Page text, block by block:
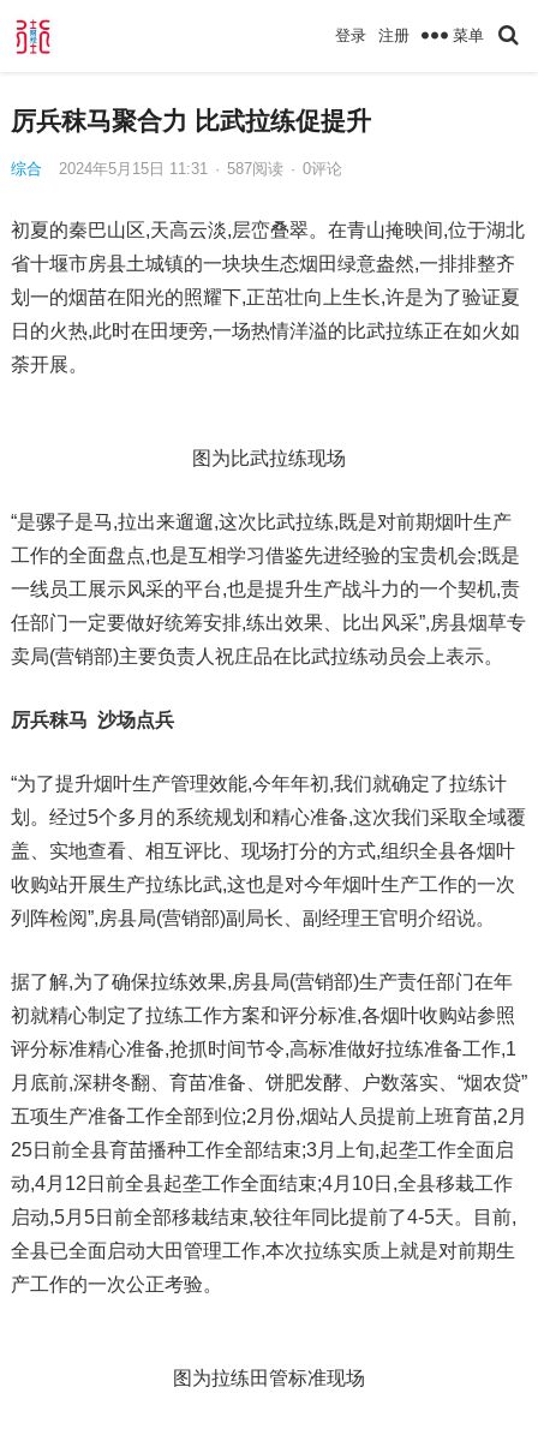
登录 注册 菜单
厉兵秣马聚合力 比武拉练促提升
综合 2024年5月15日 11:31 · 587阅读 · 0评论
初夏的秦巴山区,天高云淡,层峦叠翠。在青山掩映间,位于湖北
省十堰市房县土城镇的一块块生态烟田绿意盎然,一排排整齐
划一的烟苗在阳光的照耀下,正茁壮向上生长,许是为了验证夏
日的火热,此时在田埂旁,一场热情洋溢的比武拉练正在如火如
荼开展。
图为比武拉练现场
“是骡子是马,拉出来遛遛,这次比武拉练,既是对前期烟叶生产
工作的全面盘点,也是互相学习借鉴先进经验的宝贵机会;既是
一线员工展示风采的平台,也是提升生产战斗力的一个契机,责
任部门一定要做好统筹安排,练出效果、比出风采”,房县烟草专
卖局(营销部)主要负责人祝庄品在比武拉练动员会上表示。
厉兵秣马 沙场点兵
“为了提升烟叶生产管理效能,今年年初,我们就确定了拉练计
划。经过5个多月的系统规划和精心准备,这次我们采取全域覆
盖、实地查看、相互评比、现场打分的方式,组织全县各烟叶
收购站开展生产拉练比武,这也是对今年烟叶生产工作的一次
列阵检阅”,房县局(营销部)副局长、副经理王官明介绍说。
据了解,为了确保拉练效果,房县局(营销部)生产责任部门在年
初就精心制定了拉练工作方案和评分标准,各烟叶收购站参照
评分标准精心准备,抢抓时间节令,高标准做好拉练准备工作,1
月底前,深耕冬翻、育苗准备、饼肥发酵、户数落实、“烟农贷”
五项生产准备工作全部到位;2月份,烟站人员提前上班育苗,2月
25日前全县育苗播种工作全部结束;3月上旬,起垄工作全面启
动,4月12日前全县起垄工作全面结束;4月10日,全县移栽工作
启动,5月5日前全部移栽结束,较往年同比提前了4-5天。目前,
全县已全面启动大田管理工作,本次拉练实质上就是对前期生
产工作的一次公正考验。
图为拉练田管标准现场